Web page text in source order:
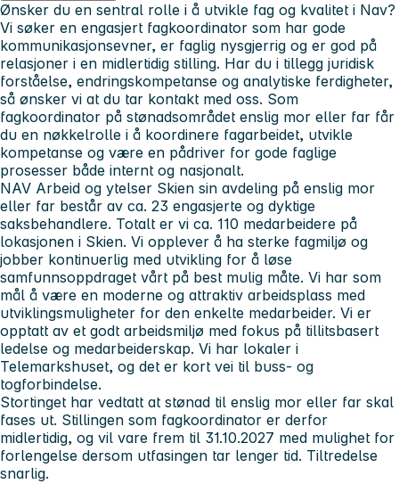
Ønsker du en sentral rolle i å utvikle fag og kvalitet i Nav?
Vi søker en engasjert fagkoordinator som har gode
kommunikasjonsevner, er faglig nysgjerrig og er god på
relasjoner i en midlertidig stilling. Har du i tillegg juridisk
forståelse, endringskompetanse og analytiske ferdigheter,
så ønsker vi at du tar kontakt med oss. Som
fagkoordinator på stønadsområdet enslig mor eller far får
du en nøkkelrolle i å koordinere fagarbeidet, utvikle
kompetanse og være en pådriver for gode faglige
prosesser både internt og nasjonalt.
NAV Arbeid og ytelser Skien sin avdeling på enslig mor
eller far består av ca. 23 engasjerte og dyktige
saksbehandlere. Totalt er vi ca. 110 medarbeidere på
lokasjonen i Skien. Vi opplever å ha sterke fagmiljø og
jobber kontinuerlig med utvikling for å løse
samfunnsoppdraget vårt på best mulig måte. Vi har som
mål å være en moderne og attraktiv arbeidsplass med
utviklingsmuligheter for den enkelte medarbeider. Vi er
opptatt av et godt arbeidsmiljø med fokus på tillitsbasert
ledelse og medarbeiderskap. Vi har lokaler i
Telemarkshuset, og det er kort vei til buss- og
togforbindelse.
Stortinget har vedtatt at stønad til enslig mor eller far skal
fases ut. Stillingen som fagkoordinator er derfor
midlertidig, og vil vare frem til 31.10.2027 med mulighet for
forlengelse dersom utfasingen tar lenger tid. Tiltredelse
snarlig.